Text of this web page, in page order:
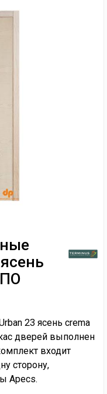
23 ясень crema
дверей выполнен
входит
сторону,
Apecs.